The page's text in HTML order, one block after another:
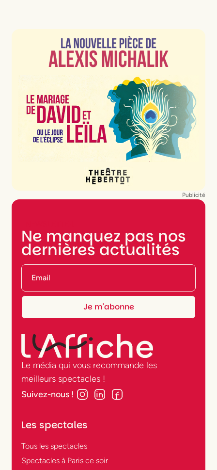
Publicité
Ne manquez pas nos
dernières actualités
Le média qui vous recommande les
meilleurs spectacles !
Suivez-nous !
Les spectales
Tous les spectacles
Spectacles à Paris ce soir